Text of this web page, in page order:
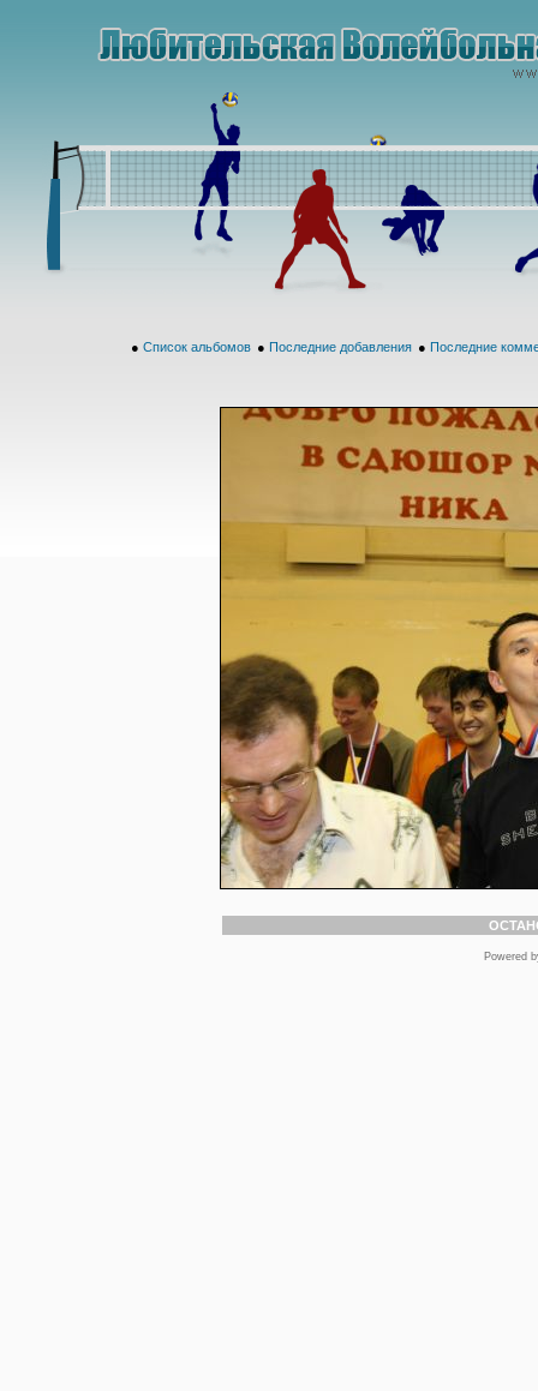
● Список альбомов ● Последние добавления ● Последние
Powered